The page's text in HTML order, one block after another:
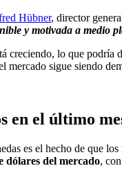
Hübner, director
y motivada a medio
creciendo, lo que
sigue siendo
en el último
es el hecho de que
dólares del mercado,